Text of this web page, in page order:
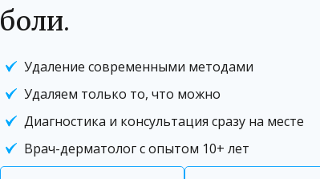
боли.
Удаление современными методами
Удаляем только то, что можно
Диагностика и консультация сразу на месте
Врач-дерматолог с опытом 10+ лет